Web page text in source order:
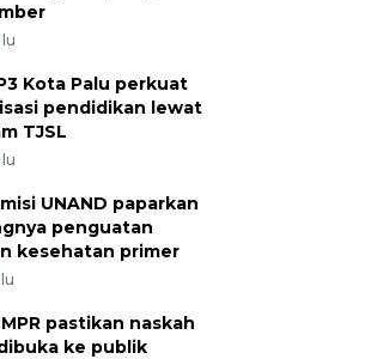
Kota Palu perkuat
pendidikan lewat
TJSL
UNAND paparkan
penguatan
kesehatan primer
pastikan naskah
ke publik